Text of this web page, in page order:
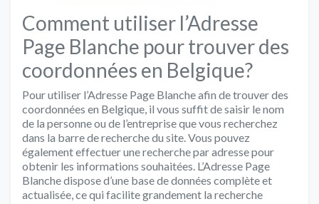
Comment utiliser l’Adresse
Page Blanche pour trouver des
coordonnées en Belgique?
Pour utiliser l’Adresse Page Blanche afin de trouver des
coordonnées en Belgique, il vous suffit de saisir le nom
de la personne ou de l’entreprise que vous recherchez
dans la barre de recherche du site. Vous pouvez
également effectuer une recherche par adresse pour
obtenir les informations souhaitées. L’Adresse Page
Blanche dispose d’une base de données complète et
actualisée, ce qui facilite grandement la recherche